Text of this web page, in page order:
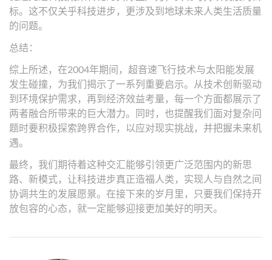
标。这不仅关乎科技进步，更涉及到地球未来人类生活质量
的问题。
总结：
综上所述，在2004年期间，超音速飞行技术与太阳能发展
发生碰撞，为我们揭示了一系列重要启示。从技术创新驱动
到环境保护需求，再到经济效益考量，每一个方面都展示了
两者融合所带来的巨大潜力。同时，也提醒我们面对复杂问
题时要积极探索跨界合作，以应对现实挑战，并把握未来机
遇。
最终，我们期待着这种交汇能够引领更广泛范围内的新思
路、新模式，让科技进步真正造福人类，实现人与自然之间
协调共生的发展愿景。在接下来的岁月里，只要我们保持开
放包容的心态，就一定能够迎接更加美好的明天。